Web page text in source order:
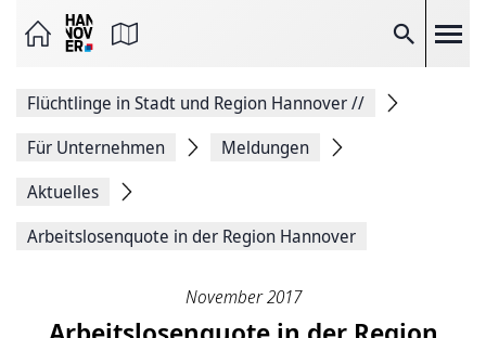
Suche
Facebook
teilen
Seitenlink
Seite
Flüchtlinge in Stadt und Region Hannover//
Für Unternehmen
Meldungen
Aktuelles
Arbeitslosenquote in der Region Hannover
November 2017